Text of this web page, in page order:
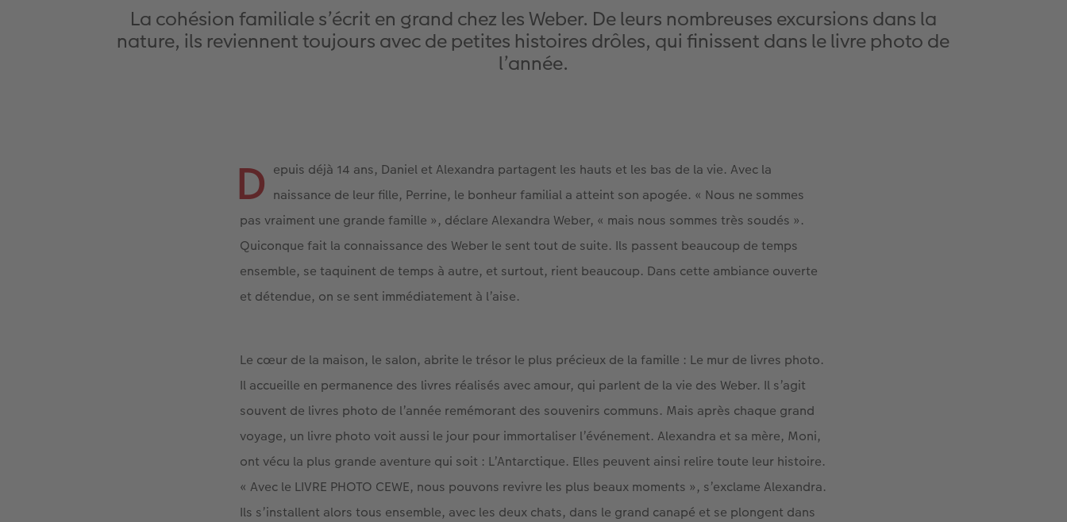
La cohésion familiale s’écrit en grand chez les Weber. De leurs nombreuses excursions dans la
nature, ils reviennent toujours avec de petites histoires drôles, qui finissent dans le livre photo de
l’année.
D epuis déjà 14 ans, Daniel et Alexandra partagent les hauts et les bas de la vie. Avec la
naissance de leur fille, Perrine, le bonheur familial a atteint son apogée. « Nous ne sommes
pas vraiment une grande famille », déclare Alexandra Weber, « mais nous sommes très soudés ».
Quiconque fait la connaissance des Weber le sent tout de suite. Ils passent beaucoup de temps
ensemble, se taquinent de temps à autre, et surtout, rient beaucoup. Dans cette ambiance ouverte
et détendue, on se sent immédiatement à l’aise.
Le cœur de la maison, le salon, abrite le trésor le plus précieux de la famille : Le mur de livres photo.
Il accueille en permanence des livres réalisés avec amour, qui parlent de la vie des Weber. Il s’agit
souvent de livres photo de l’année remémorant des souvenirs communs. Mais après chaque grand
voyage, un livre photo voit aussi le jour pour immortaliser l’événement. Alexandra et sa mère, Moni,
ont vécu la plus grande aventure qui soit : L’Antarctique. Elles peuvent ainsi relire toute leur histoire.
« Avec le LIVRE PHOTO CEWE, nous pouvons revivre les plus beaux moments », s’exclame Alexandra.
Ils s’installent alors tous ensemble, avec les deux chats, dans le grand canapé et se plongent dans